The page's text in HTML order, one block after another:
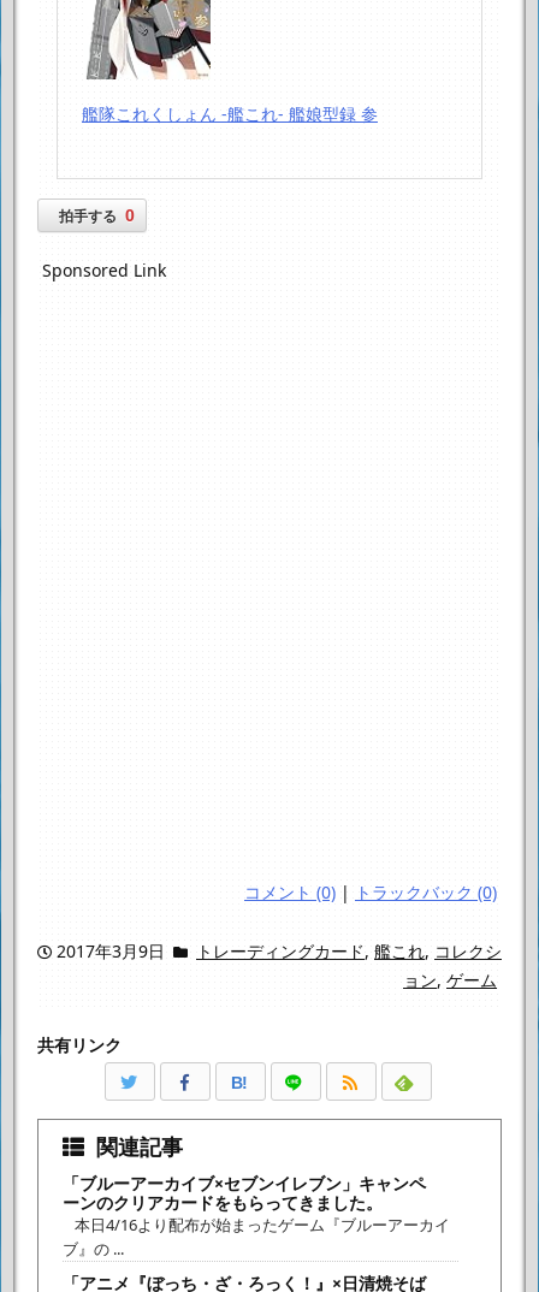
艦隊これくしょん -艦これ- 艦娘型録 参
拍手する 0
Sponsored Link
コメント (0) | トラックバック (0)
2017年3月9日 トレーディングカード, 艦これ, コレクシ
ョン, ゲーム
共有リンク
B!
関連記事
「ブルーアーカイブ×セブンイレブン」キャンペ
ーンのクリアカードをもらってきました。
本日4/16より配布が始まったゲーム『ブルーアーカイ
ブ』の ...
「アニメ『ぼっち・ざ・ろっく！』×日清焼そば